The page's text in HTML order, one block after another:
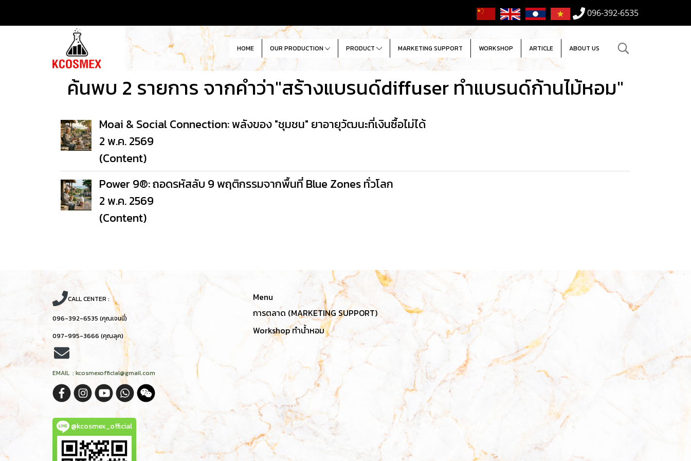
096-392-6535
HOME OUR PRODUCTION PRODUCT MARKETING SUPPORT WORKSHOP ARTICLE ABOUT US
ค้นพบ 2 รายการ จากคำว่า"สร้างแบรนด์diffuser ทำแบรนด์ก้านไม้หอม"
Moai & Social Connection: พลังของ "ชุมชน" ยาอายุวัฒนะที่เงินซื้อไม่ได้
2 พ.ค. 2569
(Content)
Power 9®: ถอดรหัสลับ 9 พฤติกรรมจากพื้นที่ Blue Zones ทั่วโลก
2 พ.ค. 2569
(Content)
CALL CENTER :
096-392-6535 (คุณเจนนี่)
097-995-3666 (คุณลุค)
EMAIL : kcosmexofficial@gmail.com
@kcosmex_official
Menu
การตลาด (MARKETING SUPPORT)
Workshop ทำน้ำหอม